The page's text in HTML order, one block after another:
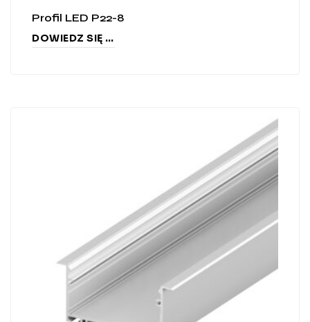
Profil LED P22-8
DOWIEDZ SIĘ WIĘCEJ